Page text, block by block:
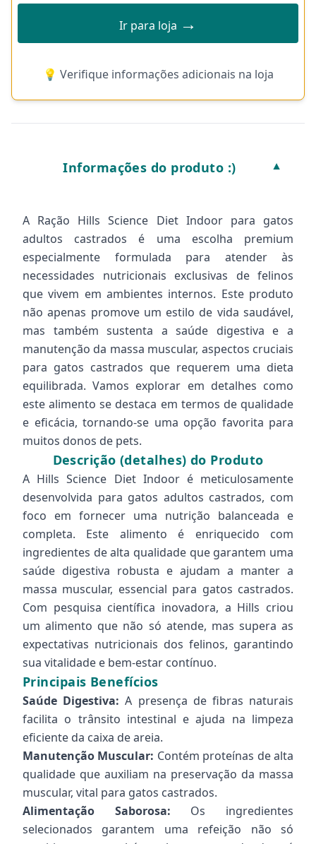
Ir para loja →
💡 Verifique informações adicionais na loja
Informações do produto :) ▼
A Ração Hills Science Diet Indoor para gatos
adultos castrados é uma escolha premium
especialmente formulada para atender às
necessidades nutricionais exclusivas de felinos
que vivem em ambientes internos. Este produto
não apenas promove um estilo de vida saudável,
mas também sustenta a saúde digestiva e a
manutenção da massa muscular, aspectos cruciais
para gatos castrados que requerem uma dieta
equilibrada. Vamos explorar em detalhes como
este alimento se destaca em termos de qualidade
e eficácia, tornando-se uma opção favorita para
muitos donos de pets.
Descrição (detalhes) do Produto
A Hills Science Diet Indoor é meticulosamente
desenvolvida para gatos adultos castrados, com
foco em fornecer uma nutrição balanceada e
completa. Este alimento é enriquecido com
ingredientes de alta qualidade que garantem uma
saúde digestiva robusta e ajudam a manter a
massa muscular, essencial para gatos castrados.
Com pesquisa científica inovadora, a Hills criou
um alimento que não só atende, mas supera as
expectativas nutricionais dos felinos, garantindo
sua vitalidade e bem-estar contínuo.
Principais Benefícios
Saúde Digestiva: A presença de fibras naturais
facilita o trânsito intestinal e ajuda na limpeza
eficiente da caixa de areia.
Manutenção Muscular: Contém proteínas de alta
qualidade que auxiliam na preservação da massa
muscular, vital para gatos castrados.
Alimentação Saborosa: Os ingredientes
selecionados garantem uma refeição não só